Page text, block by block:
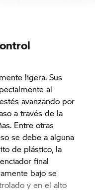
ligera. Sus
al
avanzando por
a través de la
Entre otras
se debe a alguna
de plástico, la
final
bajo se
y en el alto